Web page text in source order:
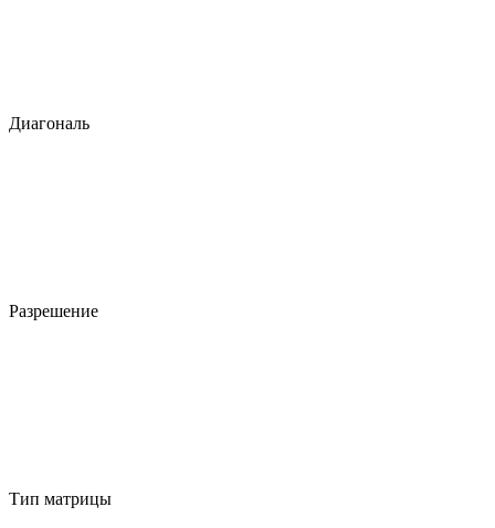
Диагональ
Разрешение
Тип матрицы